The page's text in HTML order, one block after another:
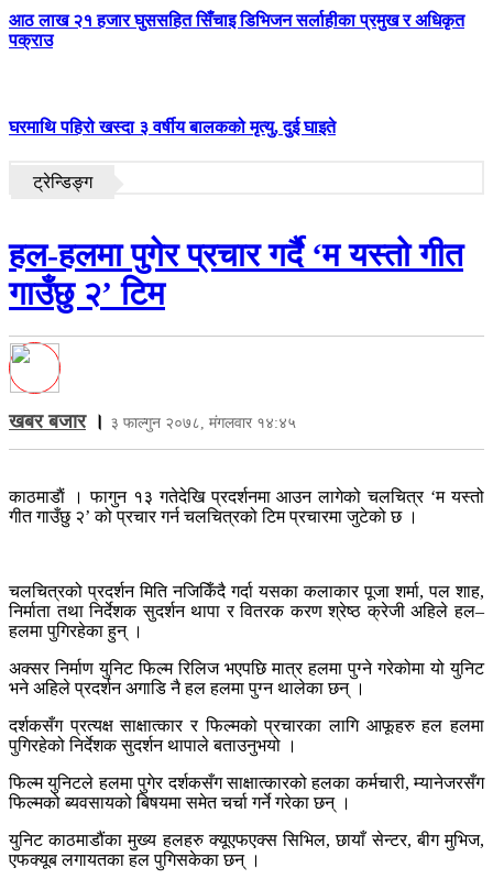
आठ लाख २१ हजार घुससहित सिँचाइ डिभिजन सर्लाहीका प्रमुख र अधिकृत
पक्राउ
घरमाथि पहिरो खस्दा ३ वर्षीय बालकको मृत्यु, दुई घाइते
ट्रेन्डिङ्ग
हल-हलमा पुगेर प्रचार गर्दै ‘म यस्तो गीत
गाउँछु २’ टिम
खबर बजार। ३ फाल्गुन २०७८, मंगलवार १४:४५
काठमाडाैं । फागुन १३ गतेदेखि प्रदर्शनमा आउन लागेको चलचित्र ‘म यस्तो
गीत गाउँछु २’ को प्रचार गर्न चलचित्रको टिम प्रचारमा जुटेको छ ।
चलचित्रको प्रदर्शन मिति नजिकिँदै गर्दा यसका कलाकार पूजा शर्मा, पल शाह,
निर्माता तथा निर्देशक सुदर्शन थापा र वितरक करण श्रेष्ठ क्रेजी अहिले हल–
हलमा पुगिरहेका हुन् ।
अक्सर निर्माण युनिट फिल्म रिलिज भएपछि मात्र हलमा पुग्ने गरेकोमा यो युनिट
भने अहिले प्रदर्शन अगाडि नै हल हलमा पुग्न थालेका छन् ।
दर्शकसँग प्रत्यक्ष साक्षात्कार र फिल्मको प्रचारका लागि आफूहरु हल हलमा
पुगिरहेको निर्देशक सुदर्शन थापाले बताउनुभयो ।
फिल्म युनिटले हलमा पुगेर दर्शकसँग साक्षात्कारको हलका कर्मचारी, म्यानेजरसँग
फिल्मको ब्यवसायको बिषयमा समेत चर्चा गर्ने गरेका छन् ।
युनिट काठमाडौंका मुख्य हलहरु क्यूएफएक्स सिभिल, छायाँ सेन्टर, बीग मुभिज,
एफक्यूब लगायतका हल पुगिसकेका छन् ।